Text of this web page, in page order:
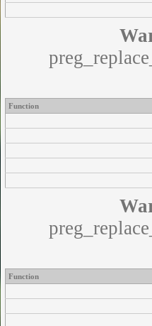
Function
Function